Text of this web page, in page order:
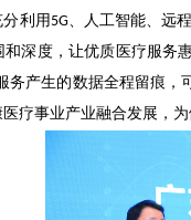
利用5G、人工智能、远
深度，让优质医疗服务
务产生的数据全程留痕
疗事业产业融合发展，